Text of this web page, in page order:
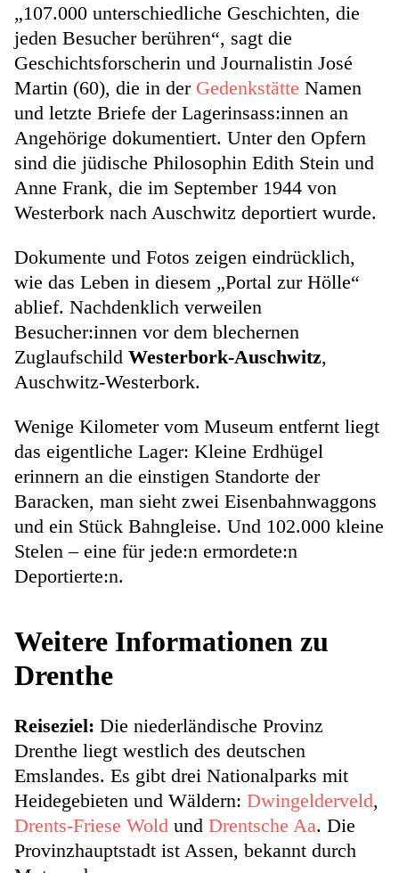
„107.000 unterschiedliche Geschichten, die
jeden Besucher berühren“, sagt die
Geschichtsforscherin und Journalistin José
Martin (60), die in der Gedenkstätte Namen
und letzte Briefe der Lagerinsass:innen an
Angehörige dokumentiert. Unter den Opfern
sind die jüdische Philosophin Edith Stein und
Anne Frank, die im September 1944 von
Westerbork nach Auschwitz deportiert wurde.
Dokumente und Fotos zeigen eindrücklich,
wie das Leben in diesem „Portal zur Hölle“
ablief. Nachdenklich verweilen
Besucher:innen vor dem blechernen
Zuglaufschild Westerbork-Auschwitz,
Auschwitz-Westerbork.
Wenige Kilometer vom Museum entfernt liegt
das eigentliche Lager: Kleine Erdhügel
erinnern an die einstigen Standorte der
Baracken, man sieht zwei Eisenbahnwaggons
und ein Stück Bahngleise. Und 102.000 kleine
Stelen – eine für jede:n ermordete:n
Deportierte:n.
Weitere Informationen zu
Drenthe
Reiseziel: Die niederländische Provinz
Drenthe liegt westlich des deutschen
Emslandes. Es gibt drei Nationalparks mit
Heidegebieten und Wäldern: Dwingelderveld,
Drents-Friese Wold und Drentsche Aa. Die
Provinzhauptstadt ist Assen, bekannt durch